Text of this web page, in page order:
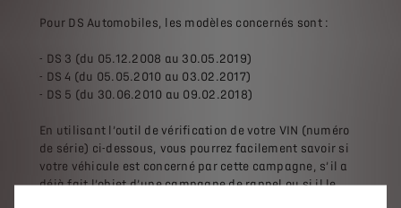
Pour DS Automobiles, les modèles concernés sont :
- DS 3 (du 05.12.2008 au 30.05.2019)
- DS 4 (du 05.05.2010 au 03.02.2017)
- DS 5 (du 30.06.2010 au 09.02.2018)
En utilisant l’outil de vérification de votre VIN (numéro
de série) ci-dessous, vous pourrez facilement savoir si
votre véhicule est concerné par cette campagne, s’il a
déjà fait l’objet d’une campagne de rappel ou si il le